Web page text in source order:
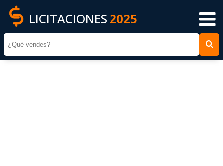
LICITACIONES 2025